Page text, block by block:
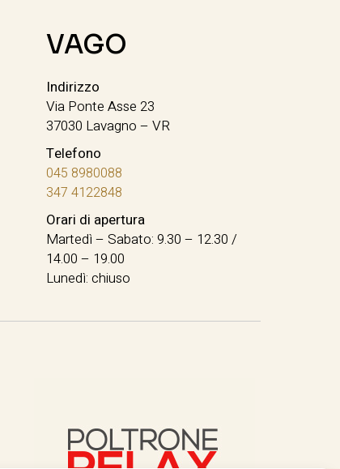
VAGO
Indirizzo
Via Ponte Asse 23
37030 Lavagno – VR
Telefono
045 8980088
347 4122848
Orari di apertura
Martedì – Sabato: 9.30 – 12.30 /
14.00 – 19.00
Lunedì: chiuso